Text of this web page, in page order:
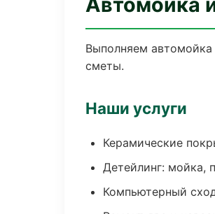
Выполняем
сметы.
Наши услуги
Керамические
Детейлинг: мойка,
Компьютерный